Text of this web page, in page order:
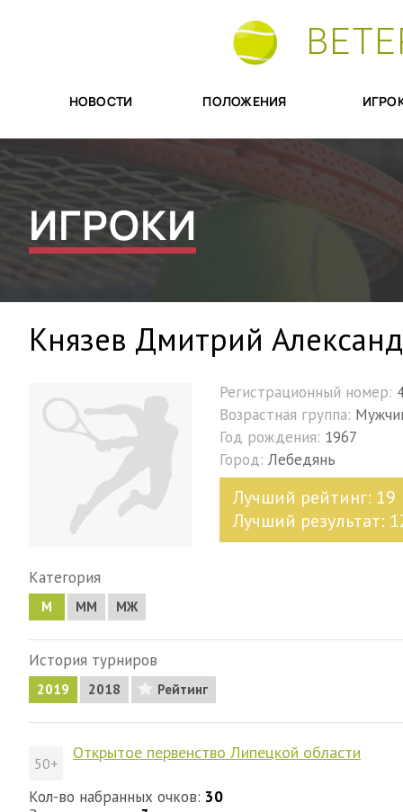
НОВОСТИ ПОЛОЖЕНИЯ
ИГРОКИ
Князев Дмитрий
Регистрационный номер:
Возрастная группа:
Год рождения: 1967
Город: Лебедянь
Лучший рейтинг: 19
Лучший результат:
Категория
М MM МЖ
История турниров
2019 2018 Рейтинг
50+
Открытое первенство Липецкой области
Кол-во набранных очков: 30